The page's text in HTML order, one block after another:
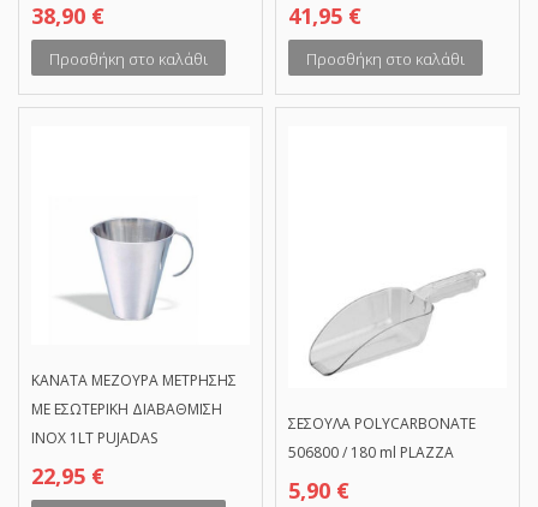
38,90 €
Προσθήκη στο καλάθι
41,95 €
Προσθήκη στο καλάθι
ΚΑΝΑΤΑ ΜΕΖΟΥΡΑ ΜΕΤΡΗΣΗΣ
ΜΕ ΕΣΩΤΕΡΙΚΗ ΔΙΑΒΑΘΜΙΣΗ
INOX 1LT PUJADAS
22,95 €
ΣΕΣΟΥΛΑ POLYCARBONATE
506800 / 180 ml PLAZZA
5,90 €